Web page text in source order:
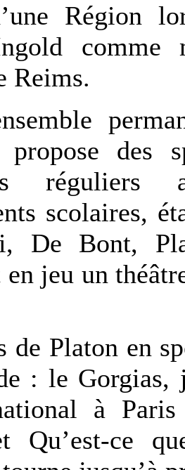
Région
comme
Reims.
propose des
réguliers
scolaires,
De Bont,
jeu un
de Platon en
: le Gorgias,
à
Qu’est-ce